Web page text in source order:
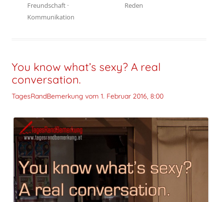
Freundschaft ·
Kommunikation
Reden
You know what’s sexy? A real
conversation.
TagesRandBemerkung vom 1. Februar 2016, 8:00